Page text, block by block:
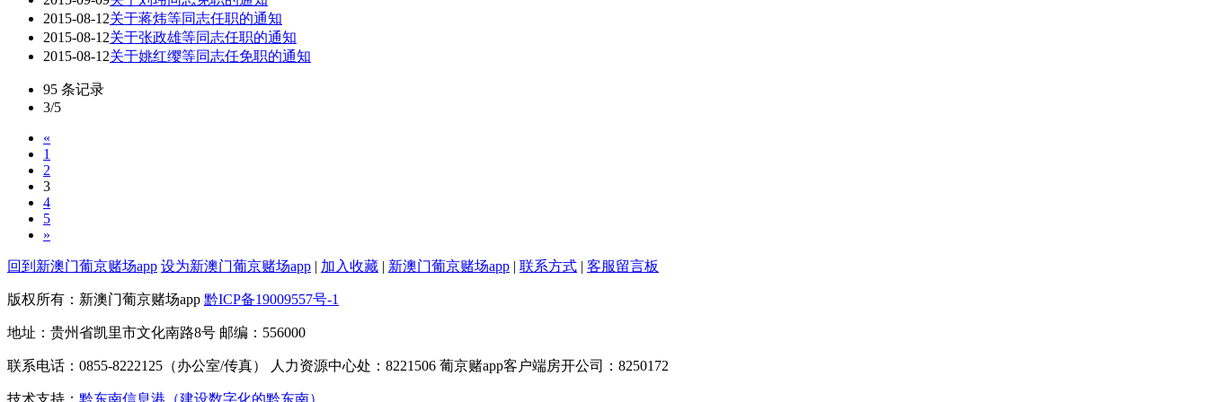
2015-08-12关于蒋炜等同志任职的通知
2015-08-12关于张政雄等同志任职的通知
2015-08-12关于姚红缨等同志任免职的通知
95 条记录
3/5
«
1
2
3
4
5
»
回到新澳门葡京赌场app 设为新澳门葡京赌场app | 加入收藏 | 新澳门葡京赌场app | 联系方式 | 客服留言板
版权所有：新澳门葡京赌场app 黔ICP备19009557号-1
地址：贵州省凯里市文化南路8号 邮编：556000
联系电话：0855-8222125（办公室/传真） 人力资源中心处：8221506 葡京赌app客户端房开公司：8250172
技术支持： 黔东南信息港（建设数字化的黔东南）